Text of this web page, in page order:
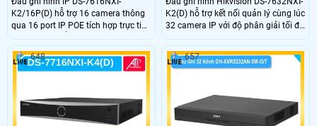
K2/16P(D) hỗ trợ 16 camera thông
qua 16 port IP POE tích hợp trực tiếp
trên đầu ghi tổng công suất tối đa
200W, chuẩn nén H.265+ với
camera có độ phân giải tối đa
12MP. Thiết bị có băng thông
khuôn mặt và phát hiện
người/phương tiện.
K2(D) hỗ trợ kết nối quản lý cùng lúc
32 camera IP với độ phân giải tối đa
cho phép 12MP, băng thông đầu
vào 256Mbps, đầu ra 160Mbps.
Ngoài ra, DS-7632NXI-K2(D) hỗ trợ 2
hiện chuyển động người và phương
tiện.
648 657